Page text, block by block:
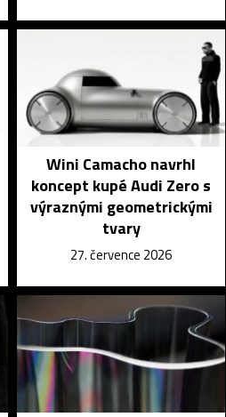
Wini Camacho navrhl
koncept kupé Audi Zero s
výraznými geometrickými
tvary
27. července 2026